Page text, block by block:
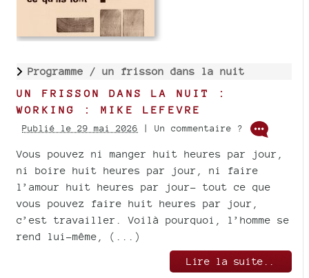
Programme / un frisson dans la nuit
UN FRISSON DANS LA NUIT :
WORKING : MIKE LEFEVRE
Publié le 29 mai 2026 | Un commentaire ?
Vous pouvez ni manger huit heures par jour,
ni boire huit heures par jour, ni faire
l’amour huit heures par jour- tout ce que
vous pouvez faire huit heures par jour,
c’est travailler. Voilà pourquoi, l’homme se
rend lui-même, (...)
Lire la suite..